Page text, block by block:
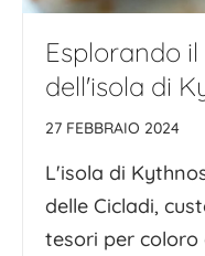
Esplorando
dell'isola di
27 FEBBRAIO 2024
L'isola di
delle Cicladi,
tesori per coloro